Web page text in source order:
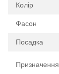
Колір
Фасон
Посадка
Призначення